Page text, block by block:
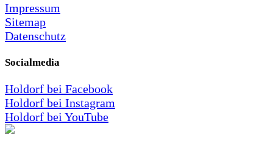
Impressum
Sitemap
Datenschutz
Socialmedia
Holdorf bei Facebook
Holdorf bei Instagram
Holdorf bei YouTube